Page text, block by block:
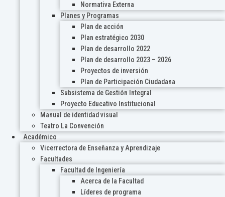
Normativa Externa
Planes y Programas
Plan de acción
Plan estratégico 2030
Plan de desarrollo 2022
Plan de desarrollo 2023 – 2026
Proyectos de inversión
Plan de Participación Ciudadana
Subsistema de Gestión Integral
Proyecto Educativo Institucional
Manual de identidad visual
Teatro La Convención
Académico
Vicerrectora de Enseñanza y Aprendizaje
Facultades
Facultad de Ingeniería
Acerca de la Facultad
Líderes de programa